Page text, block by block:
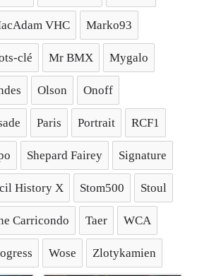
VHC Marko93
clé Mr BMX Mygalo
Olson Onoff
Paris Portrait RCF1
Shepard Fairey Signature
History X Stom500 Stoul
Carricondo Taer WCA
Wose Zlotykamien